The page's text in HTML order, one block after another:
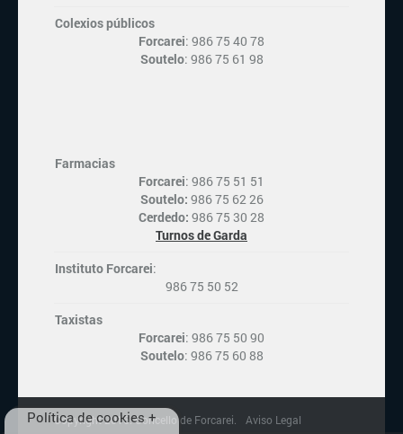
Colexios públicos
Forcarei: 986 75 40 78
Soutelo: 986 75 61 98
Farmacias
Forcarei: 986 75 51 51
Soutelo: 986 75 62 26
Cerdedo: 986 75 30 28
Turnos de Garda
Instituto Forcarei:
986 75 50 52
Taxistas
Forcarei: 986 75 50 90
Soutelo: 986 75 60 88
Copyright 2016. Concello de Forcarei. Aviso Legal
Política de cookies +